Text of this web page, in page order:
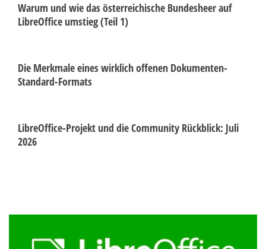
Warum und wie das österreichische Bundesheer auf
LibreOffice umstieg (Teil 1)
Die Merkmale eines wirklich offenen Dokumenten-
Standard-Formats
LibreOffice-Projekt und die Community Rückblick: Juli
2026